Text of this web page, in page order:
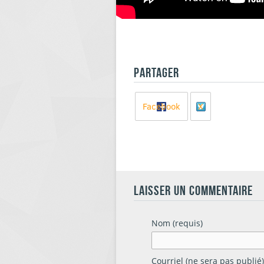
PARTAGER
Facebook X
LAISSER UN COMMENTAIRE
Nom (requis)
Courriel (ne sera pas